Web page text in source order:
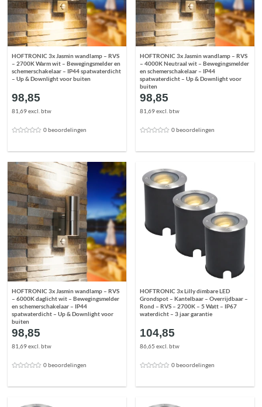
HOFTRONIC 3x Jasmin wandlamp – RVS
– 2700K Warm wit – Bewegingsmelder en
schemerschakelaar – IP44 spatwaterdicht
– Up & Downlight voor buiten
98,85
81,69 excl. btw
0 beoordelingen
HOFTRONIC 3x Jasmin wandlamp – RVS
– 4000K Neutraal wit – Bewegingsmelder
en schemerschakelaar – IP44
spatwaterdicht – Up & Downlight voor
buiten
98,85
81,69 excl. btw
0 beoordelingen
HOFTRONIC 3x Jasmin wandlamp – RVS
– 6000K daglicht wit – Bewegingsmelder
en schemerschakelaar – IP44
spatwaterdicht – Up & Downlight voor
buiten
98,85
81,69 excl. btw
0 beoordelingen
HOFTRONIC 3x Lilly dimbare LED
Grondspot – Kantelbaar – Overrijdbaar –
Rond – RVS – 2700K – 5 Watt – IP67
waterdicht – 3 jaar garantie
104,85
86,65 excl. btw
0 beoordelingen